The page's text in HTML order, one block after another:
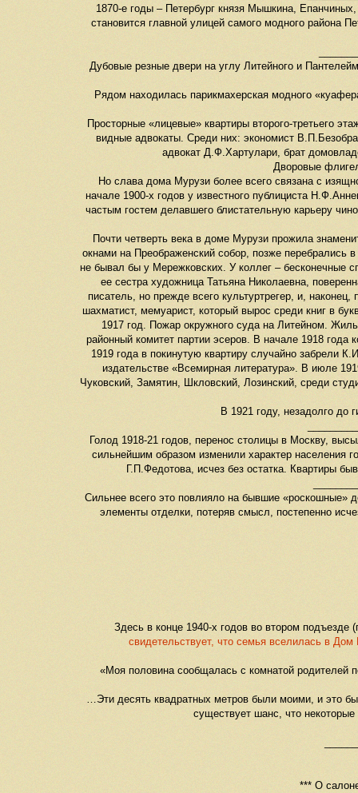
1870-е годы – Петербург князя Мышкина,
становится главной улицей самого модного района
Дубовые резные двери на углу Литейного и
Рядом находилась парикмахерская модного
Просторные «лицевые» квартиры второго-третьего
видные адвокаты. Среди них: экономист
адвокат Д.Ф.Хартулари, брат
Дворовые
Но слава дома Мурузи более всего связана с
начале 1900-х годов у известного публициста
частым гостем делавшего блистательную карьеру
Почти четверть века в доме Мурузи прожила
окнами на Преображенский собор, позже перебрались
не бывал бы у Мережковских. У коллег – бесконечные
ее сестра художница Татьяна Николаевна,
писатель, но прежде всего культуртрегер, и,
шахматист, мемуарист, который вырос среди книг в
1917 год. Пожар окружного суда на Литейном.
районный комитет партии эсеров. В начале 1918 года
1919 года в покинутую квартиру случайно забрели
издательстве «Всемирная литература». В июле
Чуковский, Замятин, Шкловский, Лозинский, среди
В 1921 году, незадолго до
Голод 1918-21 годов, перенос столицы в Москву,
сильнейшим образом изменили характер населения
Г.П.Федотова, исчез без остатка. Квартиры
Сильнее всего это повлияло на бывшие «роскошные»
элементы отделки, потеряв смысл, постепенно
Здесь в конце 1940-х годов во втором
свидетельствует, что семья вселилась в Дом
«Моя половина сообщалась с комнатой родителей
…Эти десять квадратных метров были моими, и это
существует шанс, что
*** О